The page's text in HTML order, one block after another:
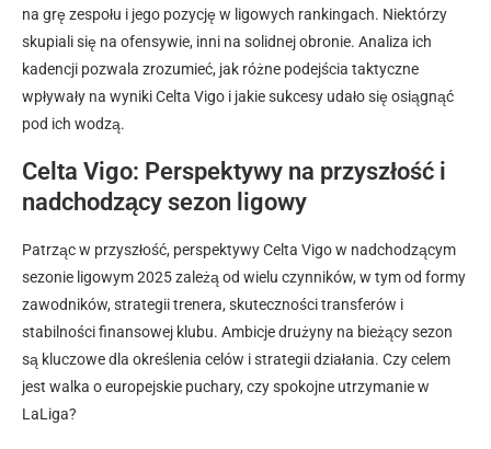
na grę zespołu i jego pozycję w ligowych rankingach. Niektórzy
skupiali się na ofensywie, inni na solidnej obronie. Analiza ich
kadencji pozwala zrozumieć, jak różne podejścia taktyczne
wpływały na wyniki Celta Vigo i jakie sukcesy udało się osiągnąć
pod ich wodzą.
Celta Vigo: Perspektywy na przyszłość i
nadchodzący sezon ligowy
Patrząc w przyszłość, perspektywy Celta Vigo w nadchodzącym
sezonie ligowym 2025 zależą od wielu czynników, w tym od formy
zawodników, strategii trenera, skuteczności transferów i
stabilności finansowej klubu. Ambicje drużyny na bieżący sezon
są kluczowe dla określenia celów i strategii działania. Czy celem
jest walka o europejskie puchary, czy spokojne utrzymanie w
LaLiga?